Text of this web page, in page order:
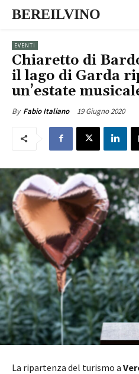
BEREILVINO
EVENTI
Chiaretto di
il lago di Garda
un’estate
By Fabio Italiano 19 Giugno 2020
La ripartenza del turismo a